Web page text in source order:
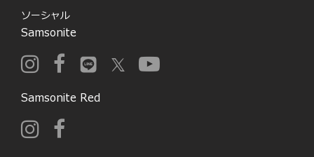
ソーシャル
Samsonite
Samsonite Red